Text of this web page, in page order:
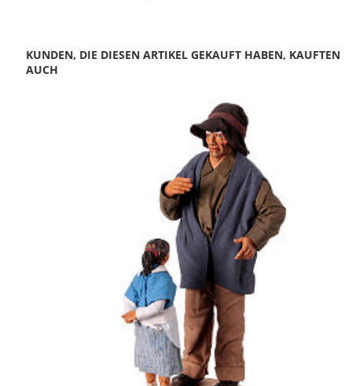
KUNDEN, DIE DIESEN ARTIKEL GEKAUFT HABEN, KAUFTEN
AUCH